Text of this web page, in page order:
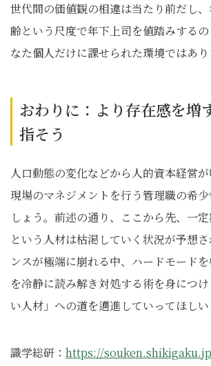
世代間の価値観の相違は当たり前だし
齢という尺度で年下上司を値踏みする
なた個人だけに課せられた環境ではあり
おわりに：より存在感を増
指そう
人口動態の変化などから人的資本経営
現場のマネジメントを行う管理職の希
しょう。前述の通り、ここから先、一定
という人材は枯渇していく状況が予想
ンスが極端に崩れる中、ハードモード
を冷静に読み解き対処する術を身につ
い人材」への道を邁進していってほしい
識学総研： https://souken.shikigaku.jp